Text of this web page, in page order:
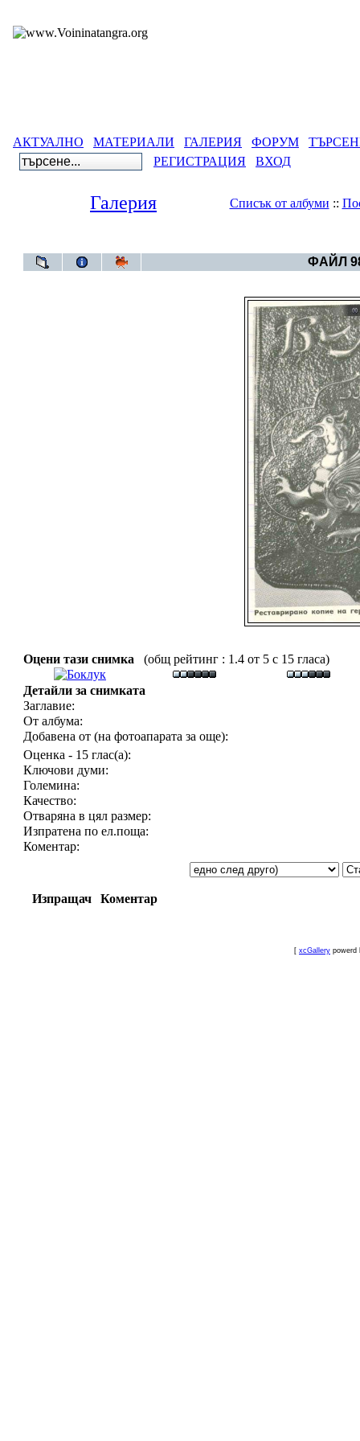
АКТУАЛНО МАТЕРИАЛИ ГАЛЕРИЯ ФОРУМ
РЕГИСТРАЦИЯ
ВХОД
Галерия Списък от албуми ::
ФАЙЛ
Оцени тази снимка (общ рейтинг : 1.4 от 5 с 15 гласа)
Детайли за снимката
Заглавие:
От албума:
Добавена от (на фотоапарата за още):
Оценка - 15 глас(а):
Ключови думи:
Големина:
Качество:
Отваряна в цял размер:
Изпратена по ел.поща:
Коментар:
Изпращач Коментар
[ xcGallery